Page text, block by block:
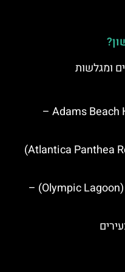
ומגלשות
איה נאפה מלון אדמס – Adams Beach Hotel –
מלון פאנטה איה נאפה (Atlantica Panthea Resort)
מלון אולימפיק לגון איה נאפה (Olympic Lagoon) –